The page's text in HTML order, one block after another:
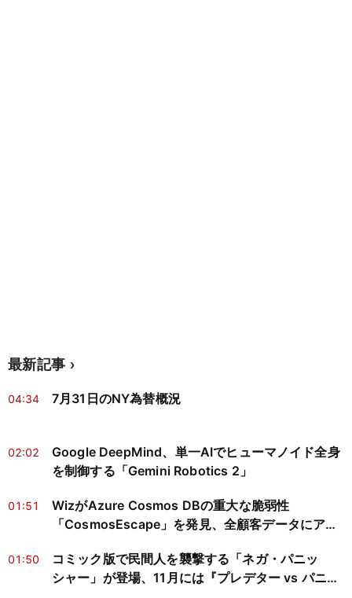
最新記事
04:34 7月31日のNY為替概況
02:02
Google DeepMind、単一AIでヒューマノイド全身
を制御する「Gemini Robotics 2」
01:51
WizがAzure Cosmos DBの重大な脆弱性
「CosmosEscape」を発見、全顧客データにアク
01:50
コミック版で民間人を襲撃する「ネガ・パニッ
シャー」が登場、11月には『プレデター vs パニッ